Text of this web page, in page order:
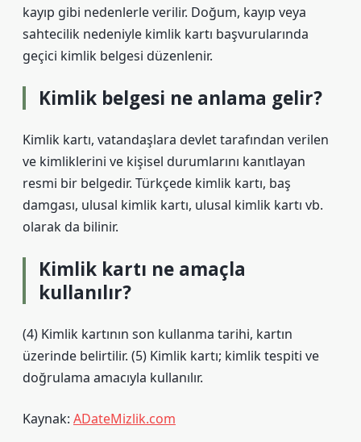
kayıp gibi nedenlerle verilir. Doğum, kayıp veya
sahtecilik nedeniyle kimlik kartı başvurularında
geçici kimlik belgesi düzenlenir.
Kimlik belgesi ne anlama gelir?
Kimlik kartı, vatandaşlara devlet tarafından verilen
ve kimliklerini ve kişisel durumlarını kanıtlayan
resmi bir belgedir. Türkçede kimlik kartı, baş
damgası, ulusal kimlik kartı, ulusal kimlik kartı vb.
olarak da bilinir.
Kimlik kartı ne amaçla
kullanılır?
(4) Kimlik kartının son kullanma tarihi, kartın
üzerinde belirtilir. (5) Kimlik kartı; kimlik tespiti ve
doğrulama amacıyla kullanılır.
Kaynak: ADateMizlik.com